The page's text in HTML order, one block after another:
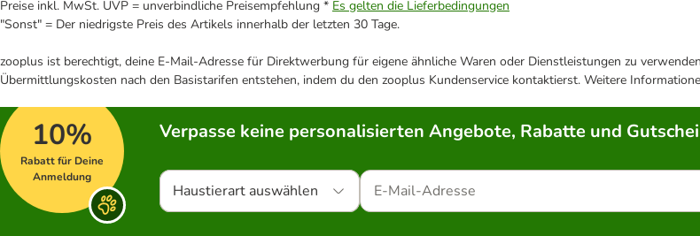
Preise inkl. MwSt. UVP = unverbindliche Preisempfehlung * Es gelten die Lieferbedingungen
"Sonst" = Der niedrigste Preis des Artikels innerhalb der letzten 30 Tage.
zooplus ist berechtigt, deine E-Mail-Adresse für Direktwerbung für eigene ähnliche Waren oder Dienstleistungen zu
Übermittlungskosten nach den Basistarifen entstehen, indem du den zooplus Kundenservice kontaktierst. Weitere
10%
Rabatt für Deine
Anmeldung
Verpasse keine personalisierten Angebote, Rabatte und
Haustierart auswählen